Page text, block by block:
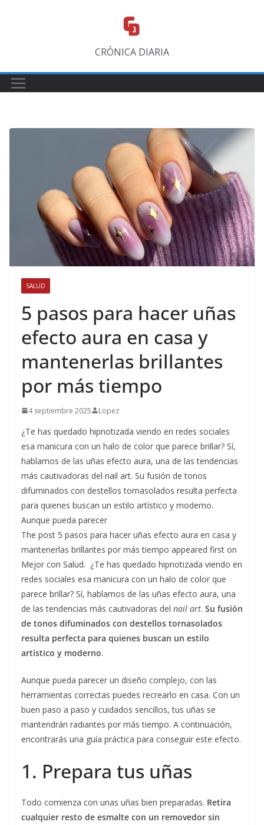
CRÓNICA DIARIA
SALUD
5 pasos para hacer uñas
efecto aura en casa y
mantenerlas brillantes
por más tiempo
4 septiembre 2025 Lopez
¿Te has quedado hipnotizada viendo en redes sociales
esa manicura con un halo de color que parece brillar? Sí,
hablamos de las uñas efecto aura, una de las tendencias
más cautivadoras del nail art. Su fusión de tonos
difuminados con destellos tornasolados resulta perfecta
para quienes buscan un estilo artístico y moderno.
Aunque pueda parecer
The post 5 pasos para hacer uñas efecto aura en casa y
mantenerlas brillantes por más tiempo appeared first on
Mejor con Salud. ¿Te has quedado hipnotizada viendo en
redes sociales esa manicura con un halo de color que
parece brillar? Sí, hablamos de las uñas efecto aura, una
de las tendencias más cautivadoras del nail art. Su fusión
de tonos difuminados con destellos tornasolados
resulta perfecta para quienes buscan un estilo
artístico y moderno.
Aunque pueda parecer un diseño complejo, con las
herramientas correctas puedes recrearlo en casa. Con un
buen paso a paso y cuidados sencillos, tus uñas se
mantendrán radiantes por más tiempo. A continuación,
encontrarás una guía práctica para conseguir este efecto.
1. Prepara tus uñas
Todo comienza con unas uñas bien preparadas. Retira
cualquier resto de esmalte con un removedor sin